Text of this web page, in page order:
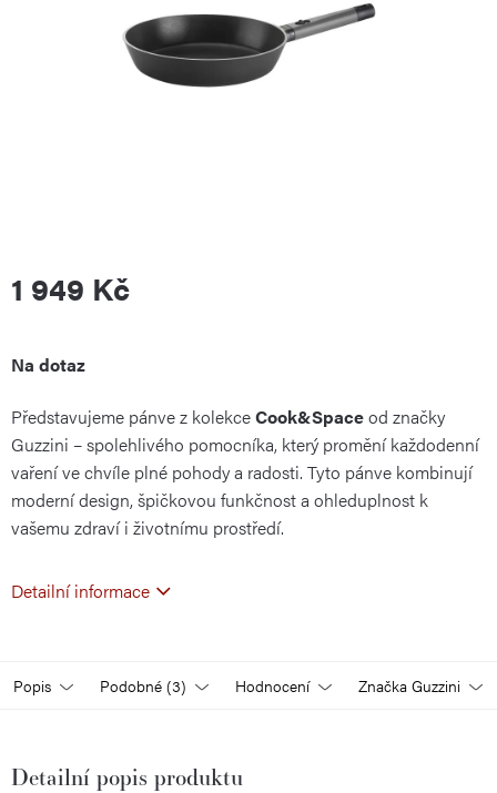
1 949 Kč
Měrná
cena:
Na dotaz
Představujeme pánve z kolekceCook&Spaceod značky
Guzzini – spolehlivého pomocníka, který promění každodenní
vaření ve chvíle plné pohody a radosti. Tyto pánve kombinují
moderní design, špičkovou funkčnost a ohleduplnost k
vašemu zdraví i životnímu prostředí.
Detailní informace
Popis Podobné (3) Hodnocení Značka Guzzini
Detailní popis produktu